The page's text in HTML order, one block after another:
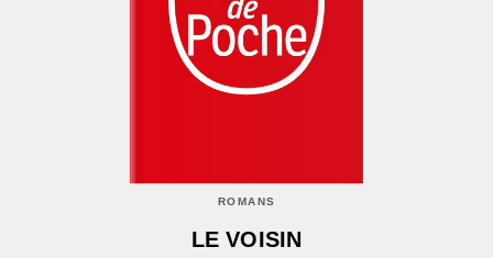
ROMANS
LE VOISIN